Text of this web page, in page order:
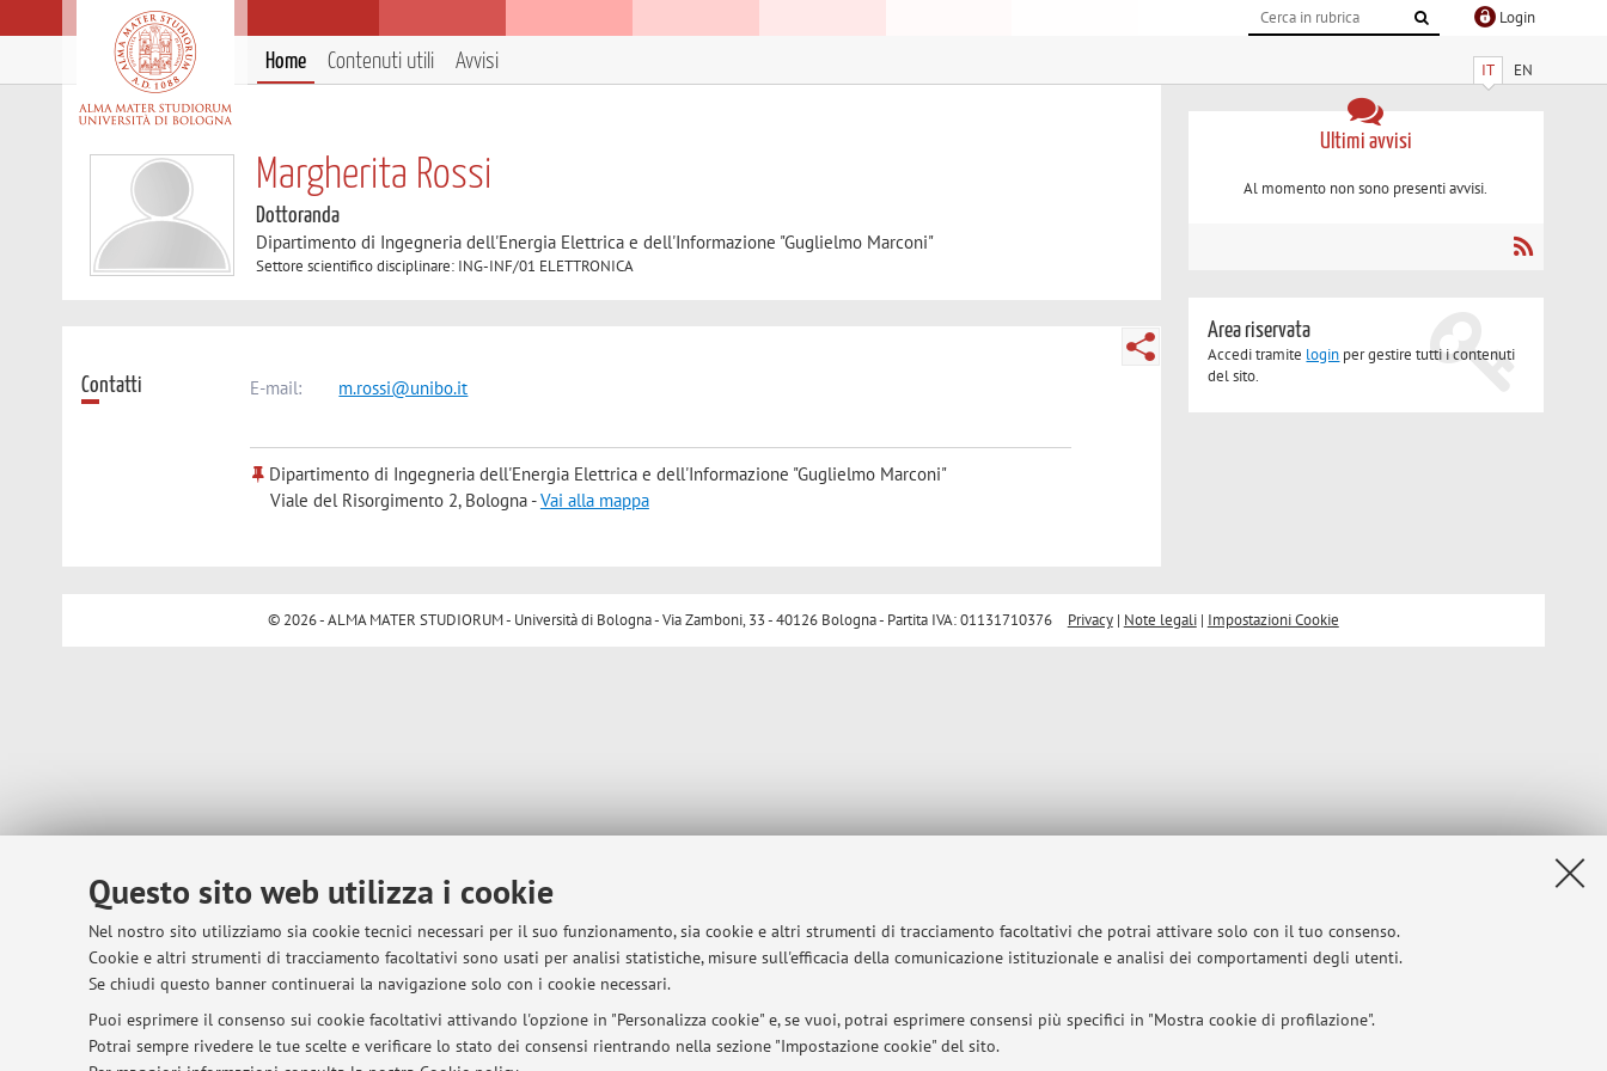
Questo sito web utilizza i cookie
Nel nostro sito utilizziamo sia cookie tecnici necessari per il suo funzionamento, sia cookie e altri strumenti di tracciamento facoltativi che potrai attivare solo con il tuo consenso.
Cookie e altri strumenti di tracciamento facoltativi sono usati per analisi statistiche, misure sull'efficacia della comunicazione istituzionale e analisi dei comportamenti degli utenti.
Se chiudi questo banner continuerai la navigazione solo con i cookie necessari.
Puoi esprimere il consenso sui cookie facoltativi attivando l'opzione in "Personalizza cookie" e, se vuoi, potrai esprimere consensi più specifici in "Mostra cookie di profilazione".
Potrai sempre rivedere le tue scelte e verificare lo stato dei consensi rientrando nella sezione "Impostazione cookie" del sito.
Login
IT EN
Home Contenuti utili Avvisi
Margherita Rossi
Dottoranda
Dipartimento di Ingegneria dell'Energia Elettrica e dell'Informazione "Guglielmo Marconi"
Settore scientifico disciplinare: ING-INF/01 ELETTRONICA
Contatti E-mail: m.rossi@unibo.it
Dipartimento di Ingegneria dell'Energia Elettrica e dell'Informazione "Guglielmo Marconi"
Viale del Risorgimento 2, Bologna -Vai alla mappa
Ultimi avvisi
Al momento non sono presenti avvisi.
Area riservata
Accedi tramite login per gestire tutti i contenuti
del sito.
© 2026 - ALMA MATER STUDIORUM - Università di Bologna - Via Zamboni, 33 - 40126 Bologna - Partita IVA: 01131710376 Privacy| Note legali| Impostazioni Cookie